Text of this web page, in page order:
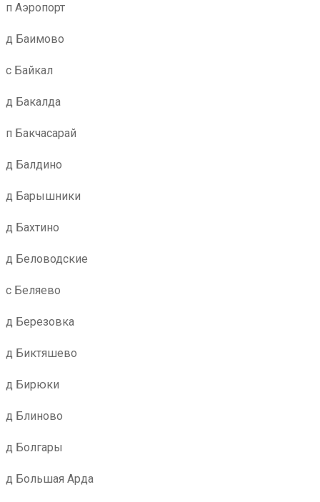
п Аэропорт
д Баимово
с Байкал
д Бакалда
п Бакчасарай
д Балдино
д Барышники
д Бахтино
д Беловодские
с Беляево
д Березовка
д Биктяшево
д Бирюки
д Блиново
д Болгары
д Большая Арда